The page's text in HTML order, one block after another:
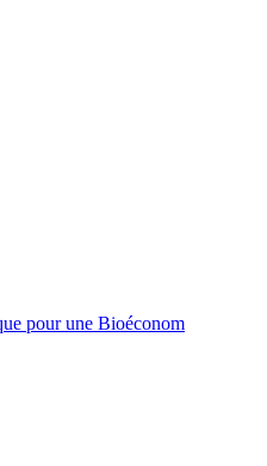
pour une Bioéconom